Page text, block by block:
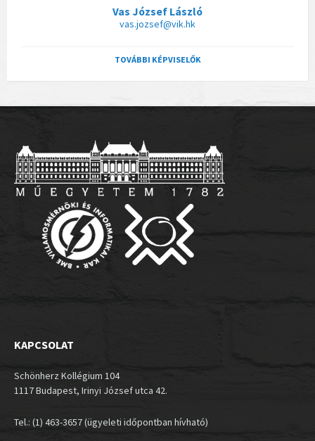
Vas József László
vas.jozsef@vik.hk
TOVÁBBI KÉPVISELŐK
KAPCSOLAT
Schönherz Kollégium 104
1117 Budapest, Irinyi József utca 42.
Tel.: (1) 463-3657 (ügyeleti időpontban hívható)